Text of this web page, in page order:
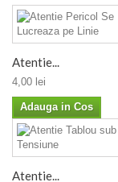
Atentie...
4,00 lei
Adauga in Cos
Atentie...